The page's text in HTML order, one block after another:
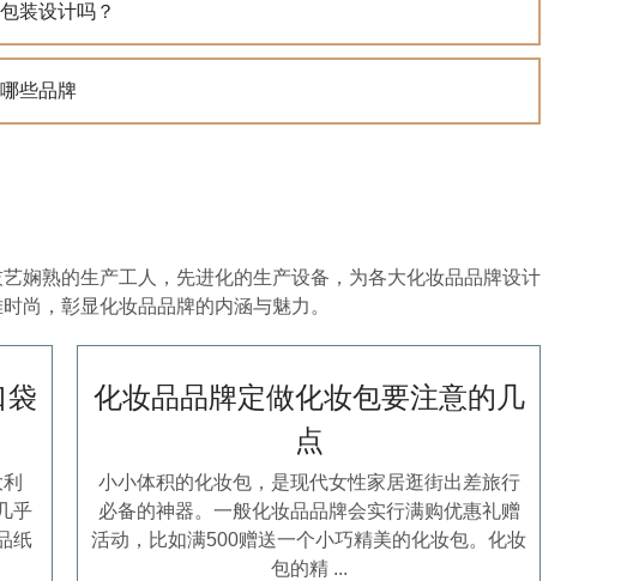
装设计吗？
些品牌
娴熟的生产工人，先进化的生产设备，为各大化妆品品牌设计
尚，彰显化妆品品牌的内涵与魅力。
袋
乎
纸
化妆品品牌定做化妆包要注意的几
点
小小体积的化妆包，是现代女性家居逛街出差旅行
必备的神器。一般化妆品品牌会实行满购优惠礼赠
活动，比如满500赠送一个小巧精美的化妆包。化妆
包的精 ...